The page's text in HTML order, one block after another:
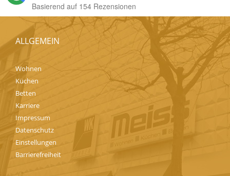
Basierend auf 154 Rezensionen
ALLGEMEIN
Wohnen
Küchen
Betten
Karriere
Impressum
Datenschutz
Einstellungen
Barrierefreiheit